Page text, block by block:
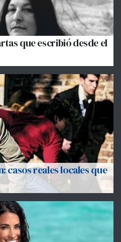
casos reales locales que
que escribió desde el